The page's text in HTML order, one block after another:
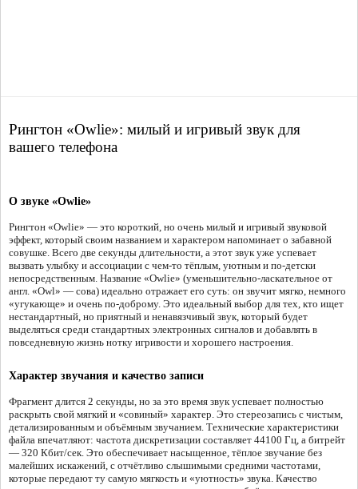
Рингтон «Owlie»: милый и игривый звук для
вашего телефона
О звуке «Owlie»
Рингтон «Owlie» — это короткий, но очень милый и игривый звуковой
эффект, который своим названием и характером напоминает о забавной
совушке. Всего две секунды длительности, а этот звук уже успевает
вызвать улыбку и ассоциации с чем-то тёплым, уютным и по-детски
непосредственным. Название «Owlie» (уменьшительно-ласкательное от
англ. «Owl» — сова) идеально отражает его суть: он звучит мягко, немного
«угукающе» и очень по-доброму. Это идеальный выбор для тех, кто ищет
нестандартный, но приятный и ненавязчивый звук, который будет
выделяться среди стандартных электронных сигналов и добавлять в
повседневную жизнь нотку игривости и хорошего настроения.
Характер звучания и качество записи
Фрагмент длится 2 секунды, но за это время звук успевает полностью
раскрыть свой мягкий и «совиный» характер. Это стереозапись с чистым,
детализированным и объёмным звучанием. Технические характеристики
файла впечатляют: частота дискретизации составляет 44100 Гц, а битрейт
— 320 Кбит/сек. Это обеспечивает насыщенное, тёплое звучание без
малейших искажений, с отчётливо слышимыми средними частотами,
которые передают ту самую мягкость и «уютность» звука. Качество